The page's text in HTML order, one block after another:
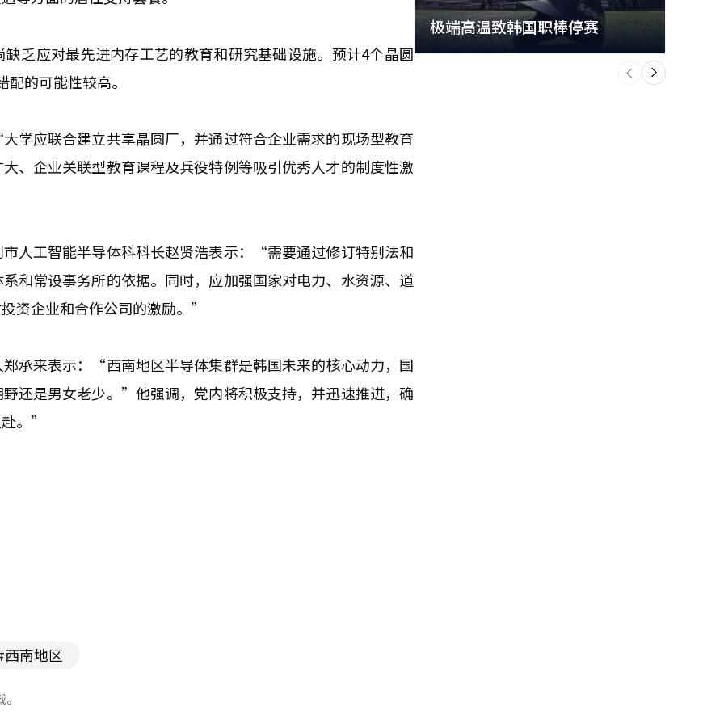
乏应对最先进内存工艺的教育和研究基础设施。预计4个晶圆
的可能性较高。
学应联合建立共享晶圆厂，并通过符合企业需求的现场型教育
、企业关联型教育课程及兵役特例等吸引优秀人才的制度性激
人工智能半导体科科长赵贤浩表示：“需要通过修订特别法和
和常设事务所的依据。同时，应加强国家对电力、水资源、道
资企业和合作公司的激励。”
承来表示：“西南地区半导体集群是韩国未来的核心动力，国
还是男女老少。”他强调，党内将积极支持，并迅速推进，确
。”
西南地区
极端高温致韩国职棒停赛
下
一
个